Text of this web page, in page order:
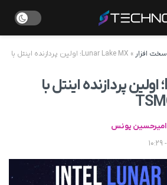
سخت افزار »
Lunar Lake MX؛ اولین پردازنده اینتل با
Lunar Lake MX؛ اولین پردازنده اینتل با
امیرحسین یونس